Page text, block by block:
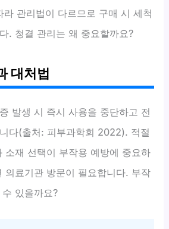
관리법이 다르므로 구매 시 세척
. 청결 관리는 왜 중요할까요?
대처법
발생 시 즉시 사용을 중단하고 전
다(출처: 피부과학회 2022). 적절
소재 선택이 부작용 예방에 중요하
의료기관 방문이 필요합니다. 부작
있을까요?